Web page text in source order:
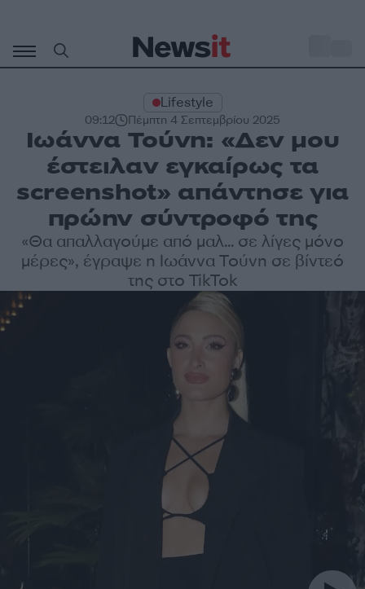
περιεχόμενο
Lifestyle
09:12 Πέμπτη 4 Σεπτεμβρίου 2025
Ιωάννα Τούνη: «Δεν μου
έστειλαν εγκαίρως τα
screenshot» απάντησε για
πρώην σύντροφό της
«Θα απαλλαγούμε από μαλ... σε λίγες μόνο
μέρες», έγραψε η Ιωάννα Τούνη σε βίντεό
της στο TikTok